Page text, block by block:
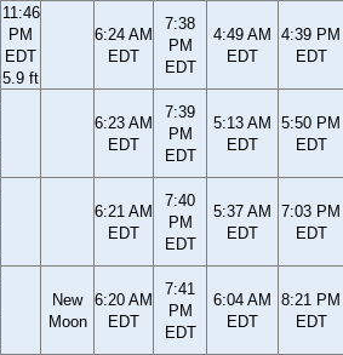
11:46
PM
EDT
5.9 ft
6:24 AM
EDT
7:38
PM
EDT
4:49 AM
EDT
4:39 PM
EDT
6:23 AM
EDT
7:39
PM
EDT
5:13 AM
EDT
5:50 PM
EDT
6:21 AM
EDT
7:40
PM
EDT
5:37 AM
EDT
7:03 PM
EDT
New
Moon
6:20 AM
EDT
7:41
PM
EDT
6:04 AM
EDT
8:21 PM
EDT